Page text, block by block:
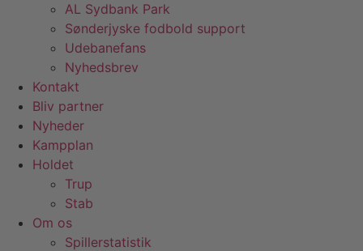
AL Sydbank Park
Sønderjyske fodbold support
Udebanefans
Nyhedsbrev
Kontakt
Bliv partner
Nyheder
Kampplan
Holdet
Trup
Stab
Om os
Spillerstatistik